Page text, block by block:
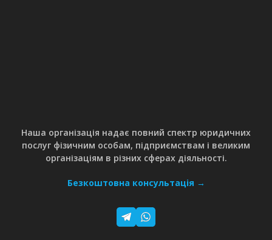
Наша організація надає повний спектр юридичних
послуг фізичним особам, підприємствам і великим
організаціям в різних сферах діяльності.
Безкоштовна консультація →